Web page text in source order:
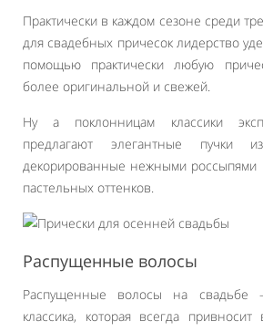
Практически в каждом сезоне среди
для свадебных причесок лидерство
помощью практически любую
более оригинальной и свежей.
Ну а поклонницам классики
предлагают элегантные пучки
декорированные нежными россыпями
пастельных оттенков.
Распущенные волосы
Распущенные волосы на свадьбе
классика, которая всегда